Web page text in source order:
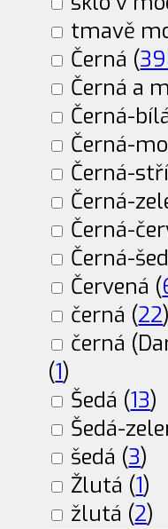
tmavě
Černá (
Černá a
Černá-
Černá-
Černá-
Černá-
Černá-
Černá-
Červená (
černá (22)
černá
(1)
Šedá (13)
Šedá-
šedá (3)
Žlutá (1)
žlutá (2)